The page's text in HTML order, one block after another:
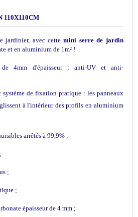
110X110CM
jardinier, avec cettemini serre de jardin
et en aluminium de 1m² !
de 4mm d'épaisseur ; anti-UV et anti-
système de fixation pratique : les panneaux
à l'intérieur des profils en aluminium
arrêtés à 99,9% ;
;
;
épaisseur de 4 mm ;